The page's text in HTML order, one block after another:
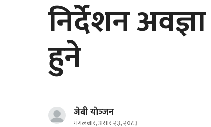
निर्देशन
हुने
जेबी याेञ्‍जन
मंगलबार, असार २३, २०८३